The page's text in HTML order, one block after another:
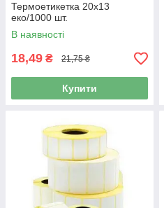
Термоетикетка 20х13
еко/1000 шт.
В наявності
18,49 ₴ 21,75 ₴
Купити